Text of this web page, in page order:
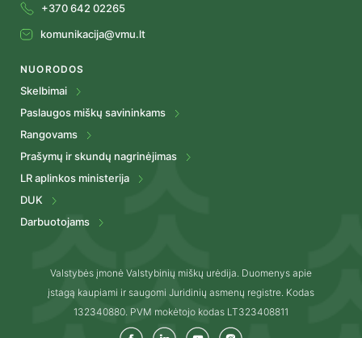
+370 642 02265
komunikacija@vmu.lt
NUORODOS
Skelbimai
Paslaugos miškų savininkams
Rangovams
Prašymų ir skundų nagrinėjimas
LR aplinkos ministerija
DUK
Darbuotojams
Valstybės įmonė Valstybinių miškų urėdija. Duomenys apie
įstagą kaupiami ir saugomi Juridinių asmenų registre. Kodas
132340880. PVM mokėtojo kodas LT323408811